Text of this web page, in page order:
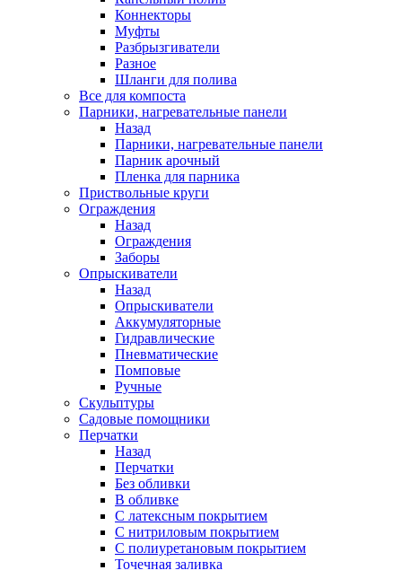
Коннекторы
Муфты
Разбрызгиватели
Разное
Шланги для полива
Все для компоста
Парники, нагревательные панели
Назад
Парники, нагревательные панели
Парник арочный
Пленка для парника
Приствольные круги
Ограждения
Назад
Ограждения
Заборы
Опрыскиватели
Назад
Опрыскиватели
Аккумуляторные
Гидравлические
Пневматические
Помповые
Ручные
Скульптуры
Садовые помощники
Перчатки
Назад
Перчатки
Без обливки
В обливке
С латексным покрытием
С нитриловым покрытием
С полиуретановым покрытием
Точечная заливка